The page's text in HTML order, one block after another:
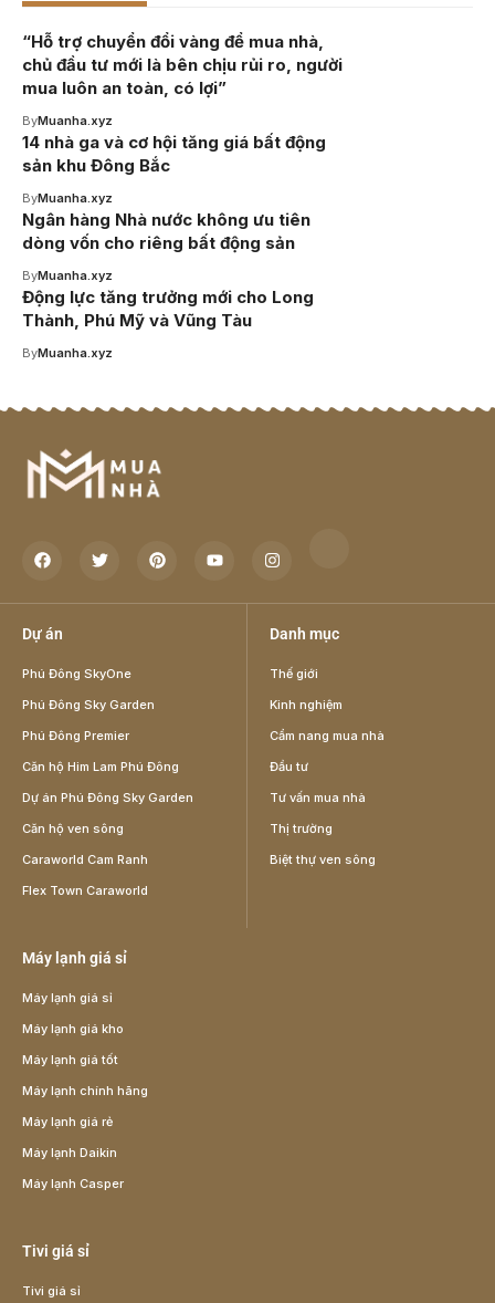
“Hỗ trợ chuyển đổi vàng để mua nhà,
chủ đầu tư mới là bên chịu rủi ro, người
mua luôn an toàn, có lợi”
ByMuanha.xyz
14 nhà ga và cơ hội tăng giá bất động
sản khu Đông Bắc
ByMuanha.xyz
Ngân hàng Nhà nước không ưu tiên
dòng vốn cho riêng bất động sản
ByMuanha.xyz
Động lực tăng trưởng mới cho Long
Thành, Phú Mỹ và Vũng Tàu
ByMuanha.xyz
Dự án
Phú Đông SkyOne
Phú Đông Sky Garden
Phú Đông Premier
Căn hộ Him Lam Phú Đông
Dự án Phú Đông Sky Garden
Căn hộ ven sông
Caraworld Cam Ranh
Flex Town Caraworld
Danh mục
Thế giới
Kinh nghiệm
Cẩm nang mua nhà
Đầu tư
Tư vấn mua nhà
Thị trường
Biệt thự ven sông
Máy lạnh giá sỉ
Máy lạnh giá sỉ
Máy lạnh giá kho
Máy lạnh giá tốt
Máy lạnh chính hãng
Máy lạnh giá rẻ
Máy lạnh Daikin
Máy lạnh Casper
Tivi giá sỉ
Tivi giá sỉ